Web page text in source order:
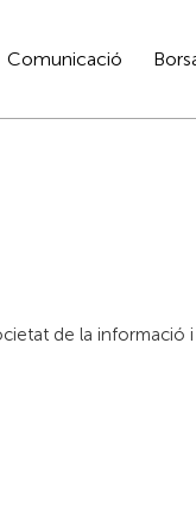
Comunicació
de la